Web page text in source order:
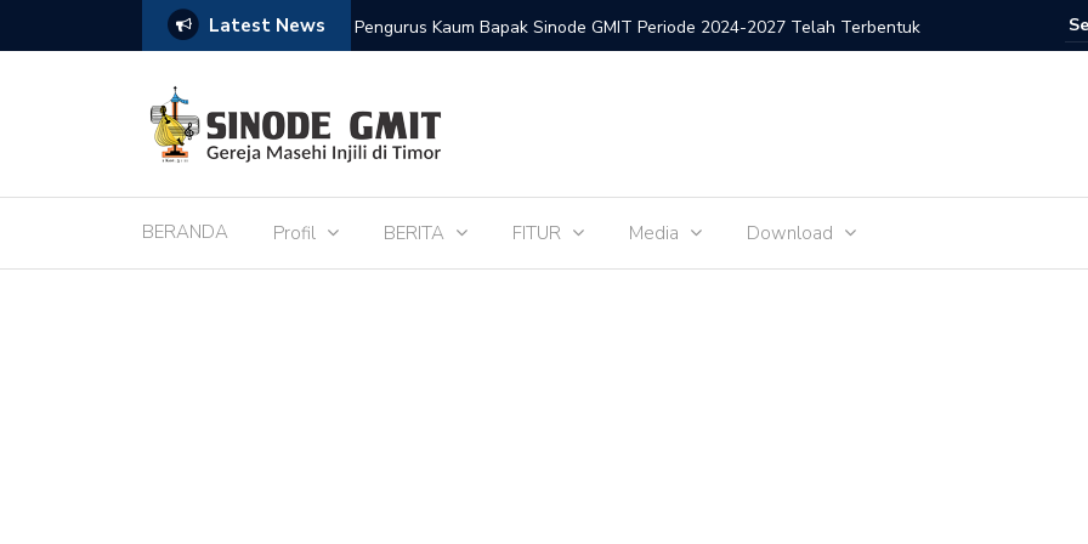
Latest News Pengurus Kaum Bapak Sinode GMIT Periode 2024-2027 Telah Terbentuk
BERANDA Profil BERITA FITUR Media Download